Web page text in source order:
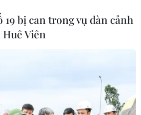
bị can trong vụ dàn cảnh
Viên